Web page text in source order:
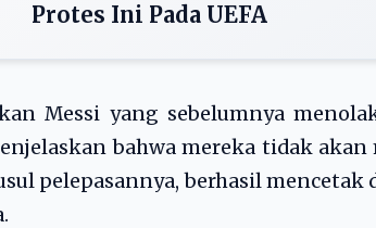
Protes Ini Pada UEFA
Messi yang sebelumnya
bahwa mereka tidak
pelepasannya, berhasil